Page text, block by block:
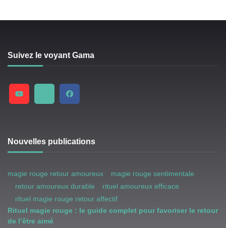
Suivez le voyant Gama
Nouvelles publications
magie rouge retour amoureux
magie rouge sentimentale
retour amoureux durable
rituel amoureux efficace
rituel magie rouge retour affectif
Rituel magie rouge : le guide complet pour favoriser le retour
de l’être aimé